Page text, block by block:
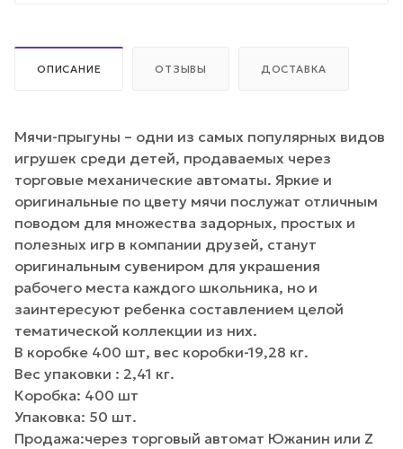
ОПИСАНИЕ ОТЗЫВЫ ДОСТАВКА
Мячи-прыгуны – одни из самых популярных видов
игрушек среди детей, продаваемых через
торговые механические автоматы. Яркие и
оригинальные по цвету мячи послужат отличным
поводом для множества задорных, простых и
полезных игр в компании друзей, станут
оригинальным сувениром для украшения
рабочего места каждого школьника, но и
заинтересуют ребенка составлением целой
тематической коллекции из них.
В коробке 400 шт, вес коробки-19,28 кг.
Вес упаковки : 2,41 кг.
Коробка: 400 шт
Упаковка: 50 шт.
Продажа:через торговый автомат Южанин или Z